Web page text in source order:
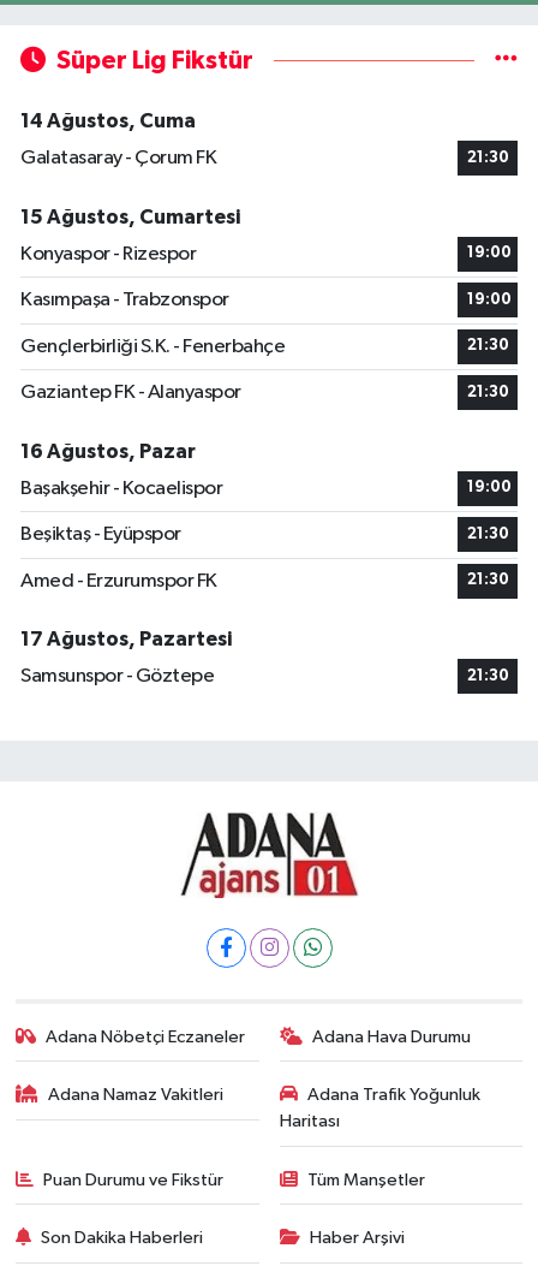
Süper Lig Fikstür
14 Ağustos, Cuma
Galatasaray - Çorum FK
21:30
15 Ağustos, Cumartesi
Konyaspor - Rizespor
19:00
Kasımpaşa - Trabzonspor 19:00
Gençlerbirliği S.K. - Fenerbahçe 21:30
Gaziantep FK - Alanyaspor 21:30
16 Ağustos, Pazar
Başakşehir - Kocaelispor
19:00
Beşiktaş - Eyüpspor 21:30
Amed - Erzurumspor FK 21:30
17 Ağustos, Pazartesi
Samsunspor - Göztepe
21:30
Adana Nöbetçi Eczaneler Adana Hava Durumu
Adana Namaz Vakitleri
Adana Trafik Yoğunluk
Haritası
Puan Durumu ve Fikstür Tüm Manşetler
Son Dakika Haberleri Haber Arşivi